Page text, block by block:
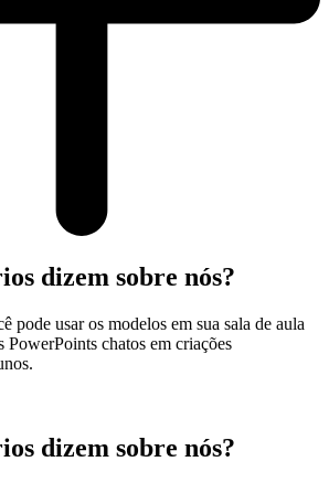
dizem sobre nós?
pode usar os modelos em sua sala de aula
PowerPoints chatos em criações
dizem sobre nós?